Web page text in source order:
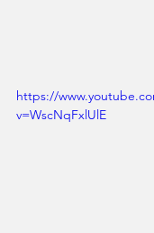
https://
v=WscNqFxlUlE